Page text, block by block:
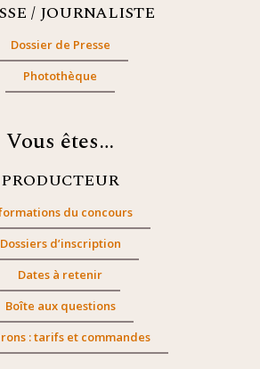
/ JOURNALISTE
Dossier de Presse
Photothèque
Vous êtes…
PRODUCTEUR
du concours
Dossiers d’inscription
Dates à retenir
Boîte aux questions
: tarifs et commandes